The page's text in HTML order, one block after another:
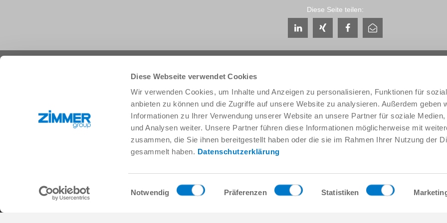
Diese Webseite verwendet Cookies
Wir verwenden Cookies, um Inhalte und Anzeigen zu personalisieren, Funktionen für
anbieten zu können und die Zugriffe auf unsere Website zu analysieren. Außerdem geben
Informationen zu Ihrer Verwendung unserer Website an unsere Partner für soziale Medien,
und Analysen weiter. Unsere Partner führen diese Informationen möglicherweise mit
zusammen, die Sie ihnen bereitgestellt haben oder die sie im Rahmen Ihrer Nutzung der
gesammelt haben. Datenschutzerklärung
Einwilligungsauswahl
Notwendig Präferenzen Statistiken
Diese Seite teilen:
info.de@zimmer-group.com
Robotiklösungen
Neuheiten
Verfahrenstechnik
Produktfinder
Ansprechpartner weltweit
Service-Kontakt
Anfahrt
THE KNOW-HOW FACTORY
Historie
Awards